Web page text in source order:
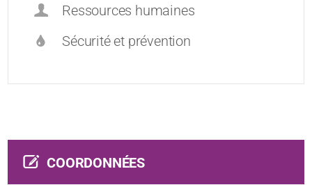
Ressources humaines
Sécurité et prévention
COORDONNÉES